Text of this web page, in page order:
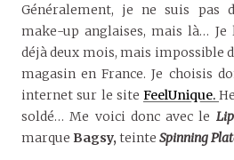
Généralement, je ne suis pas
make-up anglaises, mais là… Je
déjà deux mois, mais impossible
magasin en France. Je choisis
internet sur le siteFeelUnique.
soldé… Me voici donc avec le
marque Bagsy, teinte Spinning